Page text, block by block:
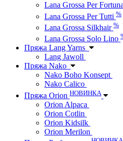
Lana Grossa Per Fortuna
Lana Grossa Per Tutti %
Lana Grossa Silkhair %
Lana Grossa Solo Lino
Пряжа Lang Yarns
Lang Jawoll
Пряжа Nako
Nako Boho Konsept
Nako Calico
Пряжа Orion НОВИНКА
Orion Alpaca
Orion Cotlin
Orion Kidsilk
Orion Merilon